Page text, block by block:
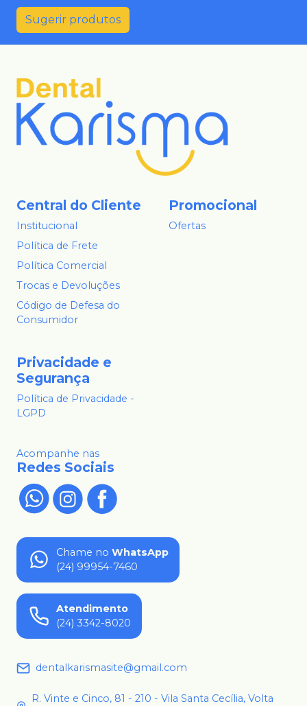
Sugerir produtos
Central do Cliente
Institucional
Política de Frete
Política Comercial
Trocas e Devoluções
Código de Defesa do
Consumidor
Promocional
Ofertas
Privacidade e
Segurança
Política de Privacidade -
LGPD
Acompanhe nas
Redes Sociais
Chame no WhatsApp
(24) 99954-7460
Atendimento
(24) 3342-8020
dentalkarismasite@gmail.com
R. Vinte e Cinco, 81 - 210 - Vila Santa Cecília, Volta